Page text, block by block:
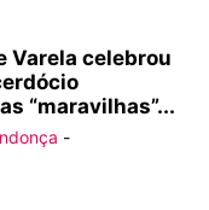
Varela celebrou
“maravilhas”...
-